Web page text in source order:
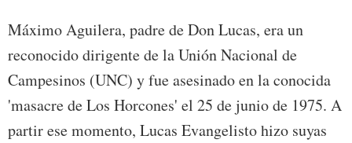
Máximo Aguilera, padre de Don Lucas, era un
reconocido dirigente de la Unión Nacional de
Campesinos (UNC) y fue asesinado en la conocida
'masacre de Los Horcones' el 25 de junio de 1975. A
partir ese momento, Lucas Evangelisto hizo suyas